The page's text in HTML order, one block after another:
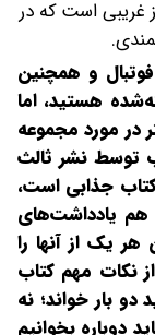
غریبی است که در
و همچنین
هستید، اما
در مورد مجموعه
توسط نشر ثالث
جذابی است،
هم یادداشت‌های
یک از آنها را
نکات مهم کتاب
بار خواند؛ نه
دوباره بخوانیم